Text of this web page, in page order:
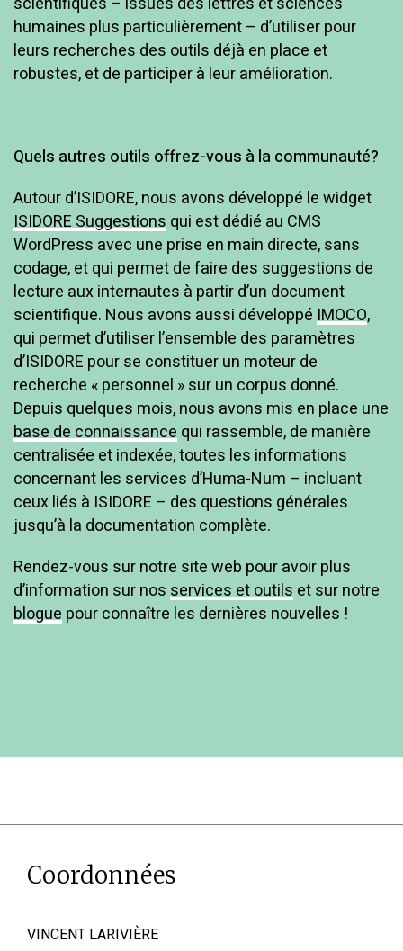
humaines plus particulièrement – d’utiliser pour
leurs recherches des outils déjà en place et
robustes, et de participer à leur amélioration.
Quels autres outils offrez-vous à la communauté?
Autour d’ISIDORE, nous avons développé le widget
ISIDORE Suggestionsqui est dédié au CMS
WordPress avec une prise en main directe, sans
codage, et qui permet de faire des suggestions de
lecture aux internautes à partir d’un document
scientifique. Nous avons aussi développéIMOCO,
qui permet d’utiliser l’ensemble des paramètres
d’ISIDORE pour se constituer un moteur de
recherche « personnel » sur un corpus donné.
Depuis quelques mois, nous avons mis en place une
base de connaissancequi rassemble, de manière
centralisée et indexée, toutes les informations
concernant les services d’Huma-Num – incluant
ceux liés à ISIDORE – des questions générales
jusqu’à la documentation complète.
Rendez-vous sur notre site web pour avoir plus
d’information sur nosservices et outilset sur notre
bloguepour connaître les dernières nouvelles !
Coordonnées
VINCENT LARIVIÈRE